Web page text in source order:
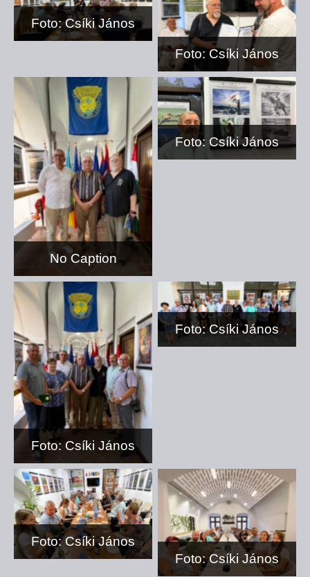
Foto: Csíki János
Foto: Csíki János
No Caption
Foto: Csíki János
Foto: Csíki János
Foto: Csíki János
Foto: Csíki János
Foto: Csíki János